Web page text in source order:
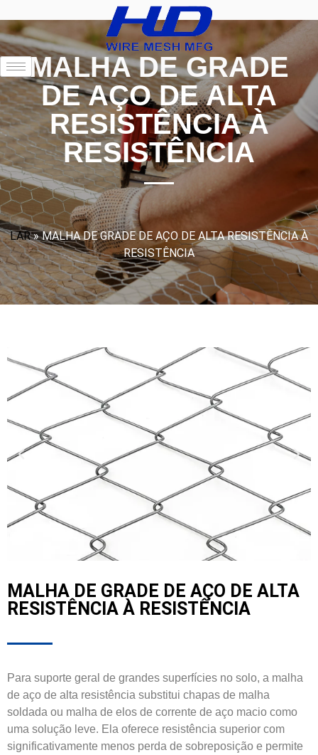
MALHA DE GRADE
DE AÇO DE ALTA
RESISTÊNCIA À
RESISTÊNCIA
LAR»MALHA DE GRADE DE AÇO DE ALTA RESISTÊNCIA À
RESISTÊNCIA
MALHA DE GRADE DE AÇO DE ALTA
RESISTÊNCIA À RESISTÊNCIA
Para suporte geral de grandes superfícies no solo, a malha
de aço de alta resistência substitui chapas de malha
soldada ou malha de elos de corrente de aço macio como
uma solução leve. Ela oferece resistência superior com
significativamente menos perda de sobreposição e permite